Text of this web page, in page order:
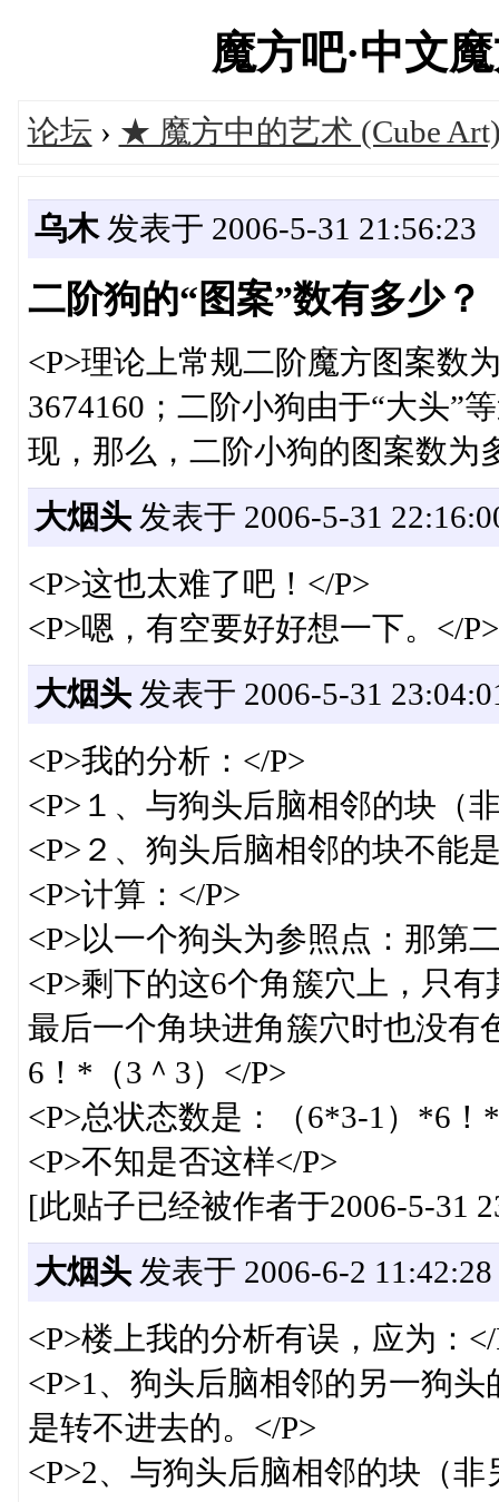
魔方吧·中文
论坛 › ★ 魔方中的艺术 (Cube
乌木发表于 2006-5-31 21:56:23
二阶狗的“图案”数有多少？
<P>理论上常规二阶魔方图案数
3674160；二阶小狗由于“大头”
现，那么，二阶小狗的图案数为
大烟头发表于 2006-5-31
<P>这也太难了吧！</P>
<P>嗯，有空要好好想一下。</P>
大烟头发表于 2006-5-31
<P>我的分析：</P>
<P>１、与狗头后脑相邻的块（
<P>２、狗头后脑相邻的块不能
<P>计算：</P>
<P>以一个狗头为参照点：那第
<P>剩下的这6个角簇穴上，只
最后一个角块进角簇穴时也没有
6！*（3＾3）</P>
<P>总状态数是：（6*3-1）*6！
<P>不知是否这样</P>
[此贴子已经被作者于2006-5-31
大烟头发表于 2006-6-2 11:42:28
<P>楼上我的分析有误，应为：</
<P>1、狗头后脑相邻的另一狗
是转不进去的。</P>
<P>2、与狗头后脑相邻的块（